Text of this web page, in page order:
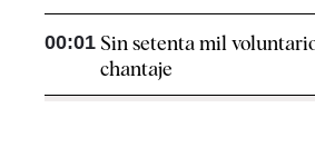
00:01 Sin setenta mil
chantaje